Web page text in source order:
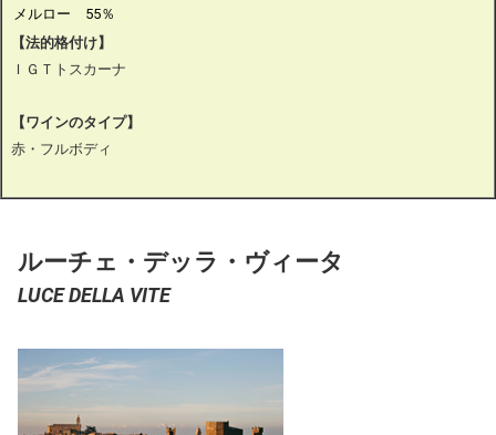
メルロー 55％
【法的格付け】
ＩＧＴトスカーナ
【ワインのタイプ】
赤・フルボディ
ルーチェ・デッラ・ヴィータ
LUCE DELLA VITE